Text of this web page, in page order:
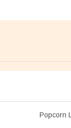
Popcorn